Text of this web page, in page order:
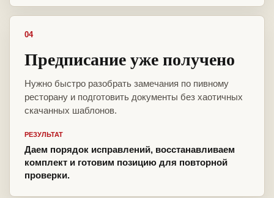
04
Предписание уже получено
Нужно быстро разобрать замечания по пивному
ресторану и подготовить документы без хаотичных
скачанных шаблонов.
РЕЗУЛЬТАТ
Даем порядок исправлений, восстанавливаем
комплект и готовим позицию для повторной
проверки.